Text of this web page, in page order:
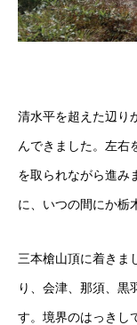
清水平を超えた辺り
んできました。左右
を取られながら進み
に、いつの間にか栃
三本槍山頂に着きま
り、会津、那須、黒
す。境界のはっきし